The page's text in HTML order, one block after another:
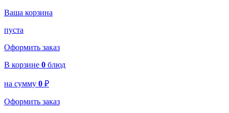
Ваша корзина
пуста
Оформить заказ
В корзине 0 блюд
на сумму 0 ₽
Оформить заказ